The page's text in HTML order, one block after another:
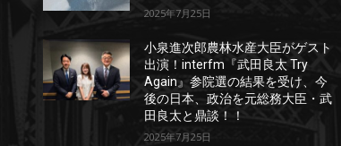
2025年7月25日
小泉進次郎農林水産大臣がゲスト
出演！interfm『武田良太 Try
Again』参院選の結果を受け、今
後の日本、政治を元総務大臣・武
田良太と鼎談！！
2025年7月25日